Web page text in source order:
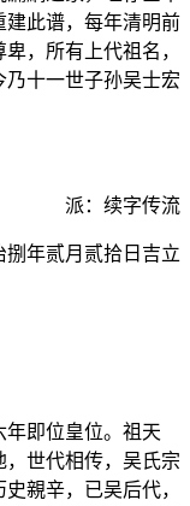
建此谱，每年清明前
，所有上代祖名，
十一世子孙吴士宏
派：续字传流
捌年贰月贰拾日吉立
年即位皇位。祖天
世代相传，吴氏宗
親辛，已吴后代，